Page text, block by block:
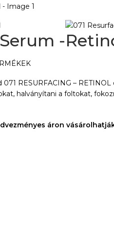
-
RESURFACING –
halványítani a foltokat,
áron